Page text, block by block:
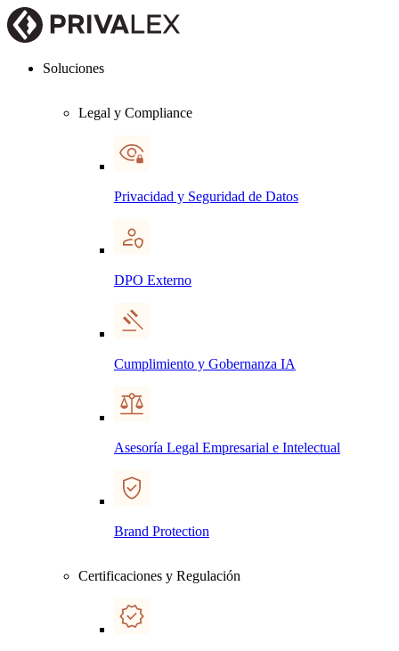
Soluciones
Legal y Compliance
Privacidad y Seguridad de Datos
DPO Externo
Cumplimiento y Gobernanza IA
Asesoría Legal Empresarial e Intelectual
Brand Protection
Certificaciones y Regulación